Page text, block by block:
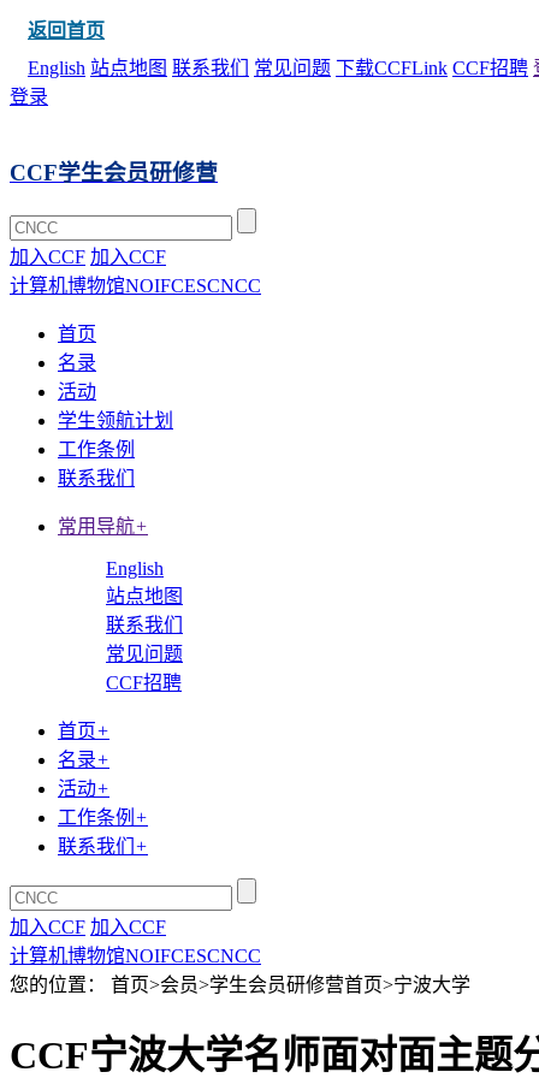
返回首页
English 站点地图 联系我们 常见问题 下载CCFLink CCF招聘
登录
CCF学生会员研修营
加入CCF 加入CCF
计算机博物馆NOIFCESCNCC
首页
名录
活动
学生领航计划
工作条例
联系我们
常用导航+
English
站点地图
联系我们
常见问题
CCF招聘
首页+
名录+
活动+
工作条例 +
联系我们 +
加入CCF 加入CCF
计算机博物馆NOIFCESCNCC
您的位置： 首页>会员>学生会员研修营首页>宁波大学
CCF宁波大学名师面对面主题